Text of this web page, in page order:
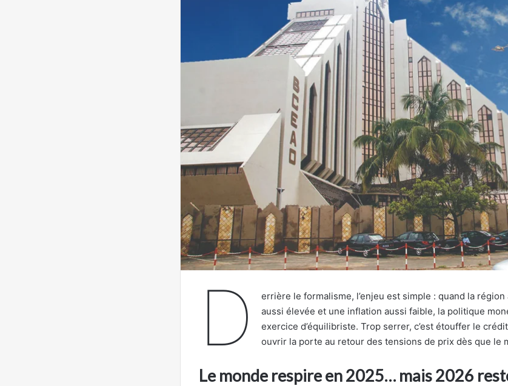
D
errière le formalisme, l’enjeu est simple : quand la
aussi élevée et une inflation aussi faible, la politique
exercice d’équilibriste. Trop serrer, c’est étouffer le
ouvrir la porte au retour des tensions de prix dès que le
Le monde respire en 2025… mais 2026